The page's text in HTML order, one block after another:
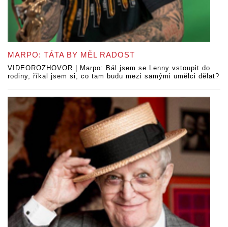
MARPO: TÁTA BY MĚL RADOST
VIDEOROZHOVOR | Marpo: Bál jsem se Lenny vstoupit do
rodiny, říkal jsem si, co tam budu mezi samými umělci dělat?